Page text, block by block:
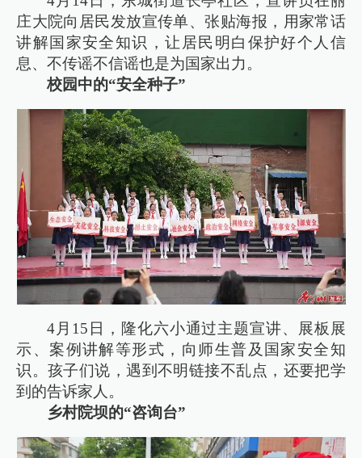
庄大院向居民发放宣传单、张贴海报，用家常话
讲解国家安全知识，让居民明白保护好个人信
息、不传谣不信谣也是为国家出力。
校园中的“安全种子”
4月15日，隆化六小通过主题宣讲、展板展
示、案例讲解等形式，向师生普及国家安全知
识。孩子们说，遇到不明链接不乱点，还要把学
到的告诉家人。
乡村院坝的“咨询台”